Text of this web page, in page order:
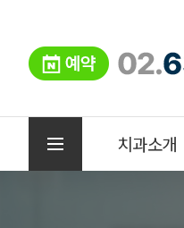
치과소개